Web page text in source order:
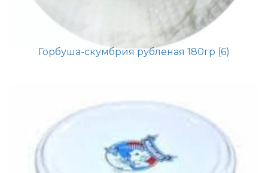
Горбуша-скумбрия рубленая 180гр (6)